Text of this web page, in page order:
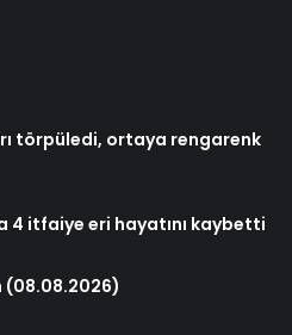
törpüledi, ortaya rengarenk
4 itfaiye eri hayatını kaybetti
(08.08.2026)